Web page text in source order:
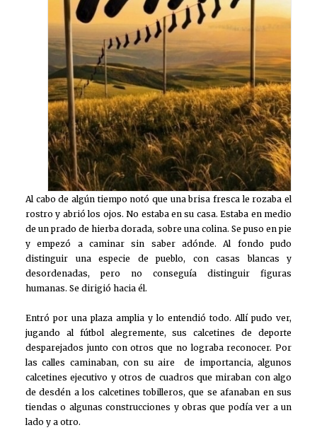
Al cabo de algún tiempo notó que una brisa fresca le rozaba el
rostro y abrió los ojos. No estaba en su casa. Estaba en medio
de un prado de hierba dorada, sobre una colina. Se puso en pie
y empezó a caminar sin saber adónde. Al fondo pudo
distinguir una especie de pueblo, con casas blancas y
desordenadas, pero no conseguía distinguir figuras
humanas. Se dirigió hacia él.
Entró por una plaza amplia y lo entendió todo. Allí pudo ver,
jugando al fútbol alegremente, sus calcetines de deporte
desparejados junto con otros que no lograba reconocer. Por
las calles caminaban, con su aire de importancia, algunos
calcetines ejecutivo y otros de cuadros que miraban con algo
de desdén a los calcetines tobilleros, que se afanaban en sus
tiendas o algunas construcciones y obras que podía ver a un
lado y a otro.